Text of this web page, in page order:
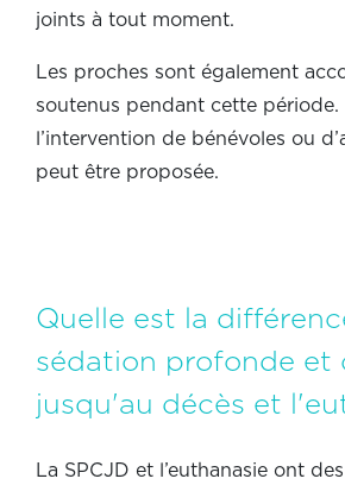
joints à tout moment.
Les proches sont également
soutenus pendant cette période.
l’intervention de bénévoles ou
peut être proposée.
Quelle est la
sédation profonde et
jusqu'au décès et
La SPCJD et l’euthanasie ont